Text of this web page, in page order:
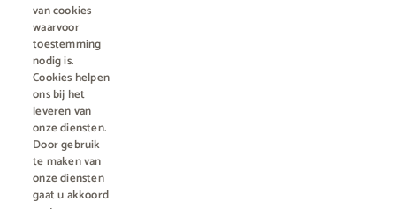
© Copyright 2012 - 2023 • All rights reserved |
van cookies
waarvoor
toestemming
nodig is.
Cookies helpen
ons bij het
leveren van
onze diensten.
Door gebruik
te maken van
onze diensten
gaat u akkoord